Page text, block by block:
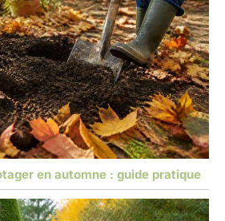
en automne : guide pratique